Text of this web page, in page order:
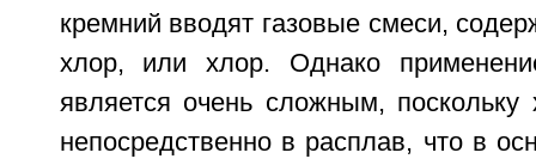
кремний вводят газовые смеси,
хлор, или хлор. Однако
является очень сложным,
непосредственно в расплав, что в